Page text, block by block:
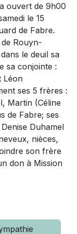
ouvert de 9h00
le 15
de Fabre.
Rouyn-
le deuil sa
sa conjointe :
Léon
ses 5 frères :
Martin (Céline
de Fabre; ses
Duhamel
nièces,
son frère
don à Mission